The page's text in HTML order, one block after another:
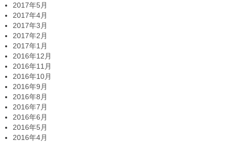
2017年5月
2017年4月
2017年3月
2017年2月
2017年1月
2016年12月
2016年11月
2016年10月
2016年9月
2016年8月
2016年7月
2016年6月
2016年5月
2016年4月